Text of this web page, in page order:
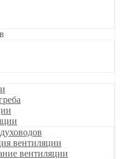
вентиляции
вентиляции